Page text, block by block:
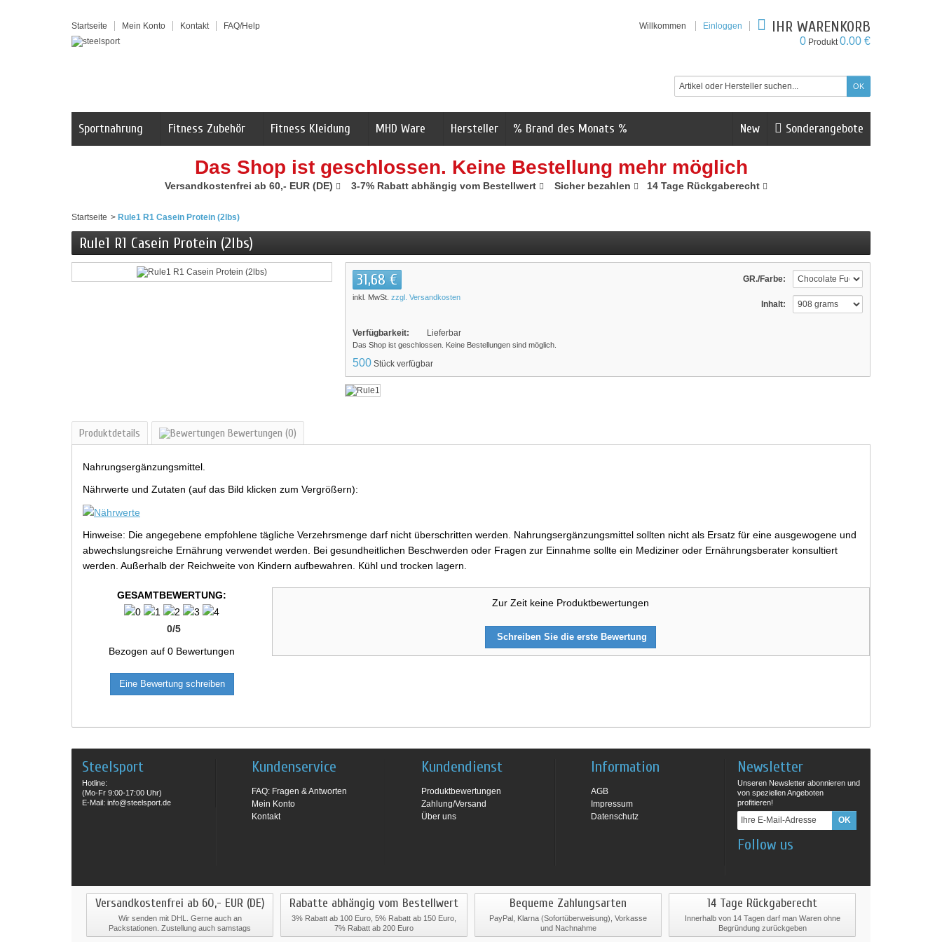
Startseite Mein Konto Kontakt FAQ/Help Willkommen Einloggen IHR WARENKORB
0 Produkt0.00 €
Sonderangebote
New
Sportnahrung Fitness Zubehör Fitness Kleidung MHD Ware Hersteller % Brand des Monats %
Das Shop ist geschlossen. Keine Bestellung mehr möglich
Versandkostenfrei ab 60,- EUR (DE) 3-7% Rabatt abhängig vom Bestellwert Sicher bezahlen 14 Tage Rückgaberecht
Startseite > Rule1 R1 Casein Protein (2lbs)
Rule1 R1 Casein Protein (2lbs)
GR./Farbe:
Inhalt:
31,68 €
inkl. MwSt. zzgl. Versandkosten
Verfügbarkeit: Lieferbar
Das Shop ist geschlossen. Keine Bestellungen sind möglich.
500 Stück verfügbar
Produktdetails Bewertungen (0)
Nahrungsergänzungsmittel.
Nährwerte und Zutaten (auf das Bild klicken zum Vergrößern):
Hinweise: Die angegebene empfohlene tägliche Verzehrsmenge darf nicht überschritten werden. Nahrungsergänzungsmittel sollten nicht als Ersatz für eine ausgewogene und
abwechslungsreiche Ernährung verwendet werden. Bei gesundheitlichen Beschwerden oder Fragen zur Einnahme sollte ein Mediziner oder Ernährungsberater konsultiert
werden. Außerhalb der Reichweite von Kindern aufbewahren. Kühl und trocken lagern.
GESAMTBEWERTUNG:
0/5
Bezogen auf0 Bewertungen
Eine Bewertung schreiben
Zur Zeit keine Produktbewertungen
Schreiben Sie die erste Bewertung
Steelsport
Hotline:
(Mo-Fr 9:00-17:00 Uhr)
E-Mail: info@steelsport.de
Kundenservice
FAQ: Fragen & Antworten
Mein Konto
Kontakt
Kundendienst
Produktbewertungen
Zahlung/Versand
Über uns
Information
AGB
Impressum
Datenschutz
Newsletter
Unseren Newsletter abonnieren und
von speziellen Angeboten
profitieren!
Follow us
Versandkostenfrei ab 60,- EUR (DE)
Wir senden mit DHL. Gerne auch an
Packstationen. Zustellung auch samstags
Rabatte abhängig vom Bestellwert
3% Rabatt ab 100 Euro, 5% Rabatt ab 150 Euro,
7% Rabatt ab 200 Euro
Bequeme Zahlungsarten
PayPal, Klarna (Sofortüberweisung), Vorkasse
und Nachnahme
14 Tage Rückgaberecht
Innerhalb von 14 Tagen darf man Waren ohne
Begründung zurückgeben